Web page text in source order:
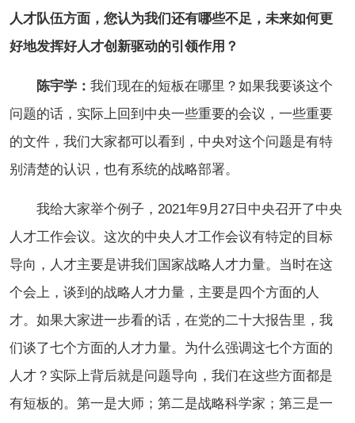
人才队伍方面，您认为我们还有哪些不足，未来如何更
好地发挥好人才创新驱动的引领作用？
陈宇学： 我们现在的短板在哪里？如果我要谈这个
问题的话，实际上回到中央一些重要的会议，一些重要
的文件，我们大家都可以看到，中央对这个问题是有特
别清楚的认识，也有系统的战略部署。
我给大家举个例子，2021年9月27日中央召开了中央
人才工作会议。这次的中央人才工作会议有特定的目标
导向，人才主要是讲我们国家战略人才力量。当时在这
个会上，谈到的战略人才力量，主要是四个方面的人
才。如果大家进一步看的话，在党的二十大报告里，我
们谈了七个方面的人才力量。为什么强调这七个方面的
人才？实际上背后就是问题导向，我们在这些方面都是
有短板的。第一是大师；第二是战略科学家；第三是一